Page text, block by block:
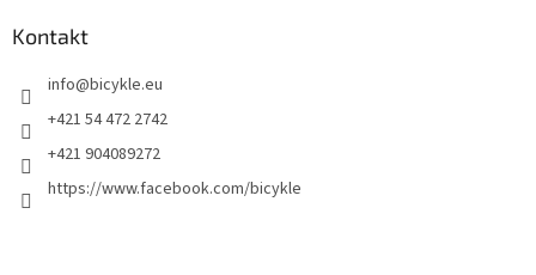
Kontakt
info@bicykle.eu
+421 54 472 2742
+421 904089272
https://www.facebook.com/bicykle